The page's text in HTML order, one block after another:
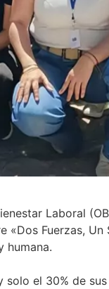
Laboral
«Dos Fuerzas,
humana.
solo el 30% de